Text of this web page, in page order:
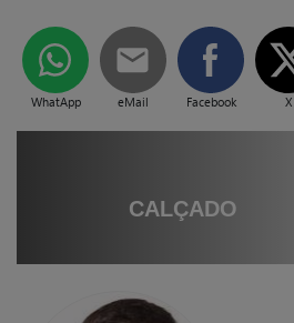
WhatApp eMail Facebook X
CALÇADO